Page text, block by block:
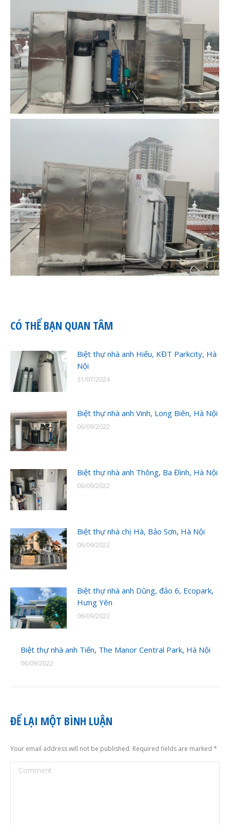
CÓ THỂ BẠN QUAN TÂM
Biệt thự nhà anh Hiếu, KĐT Parkcity, Hà
Nội
31/07/2024
Biệt thự nhà anh Vinh, Long Biên, Hà Nội
06/09/2022
Biệt thự nhà anh Thông, Ba Đình, Hà Nội
06/09/2022
Biệt thự nhà chị Hà, Bảo Sơn, Hà Nội
06/09/2022
Biệt thự nhà anh Dũng, đảo 6, Ecopark,
Hưng Yên
06/09/2022
Biệt thự nhà anh Tiến, The Manor Central Park, Hà Nội
06/09/2022
ĐỂ LẠI MỘT BÌNH LUẬN
Your email address will not be published. Required fields are marked *
Comment